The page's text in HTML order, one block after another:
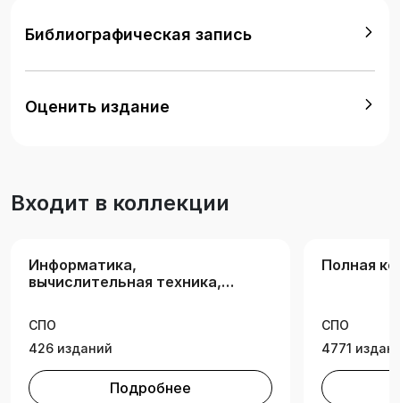
администрирование» с применением ИТ-
технологий.
Библиографическая запись
Оценить издание
Входит в коллекции
Информатика,
вычислительная техника,
технологии
СПО
426 изданий
Подробнее
Полная
СПО
4771